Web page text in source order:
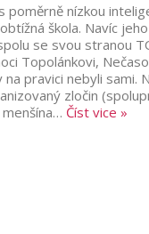
poměrně nízkou
škola. Navíc
se svou stranou
Topolánkovi,
pravici nebyli sami.
zločin
… Číst vice »